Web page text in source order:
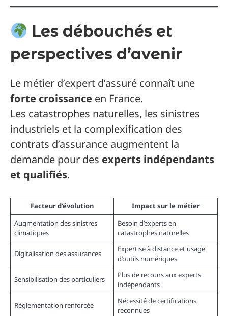
Les débouchés et
perspectives d’avenir
Le métier d’expert d’assuré connaît une
forte croissance en France.
Les catastrophes naturelles, les sinistres
industriels et la complexification des
contrats d’assurance augmentent la
demande pour des experts indépendants
et qualifiés.
Facteur d’évolution
Impact sur le métier
Augmentation des sinistres
climatiques
Besoin d’experts en
catastrophes naturelles
Digitalisation des assurances
Expertise à distance et usage
d’outils numériques
Sensibilisation des particuliers
Plus de recours aux experts
indépendants
Réglementation renforcée
Nécessité de certifications
reconnues